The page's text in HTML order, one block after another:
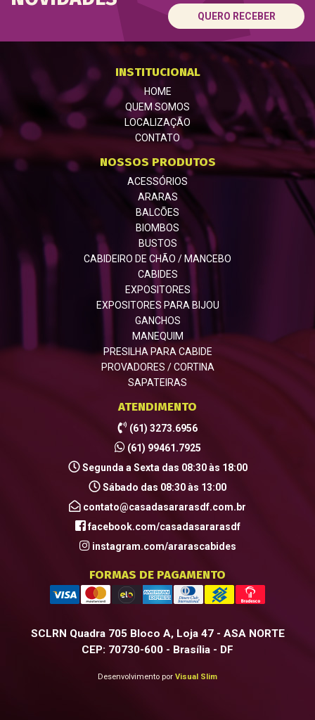
QUERO RECEBER
INSTITUCIONAL
HOME
QUEM SOMOS
LOCALIZAÇÃO
CONTATO
NOSSOS PRODUTOS
ACESSÓRIOS
ARARAS
BALCÕES
BIOMBOS
BUSTOS
CABIDEIRO DE CHÃO / MANCEBO
CABIDES
EXPOSITORES
EXPOSITORES PARA BIJOU
GANCHOS
MANEQUIM
PRESILHA PARA CABIDE
PROVADORES / CORTINA
SAPATEIRAS
ATENDIMENTO
(61) 3273.6956
(61) 99461.7925
Segunda a Sexta das 08:30 às 18:00
Sábado das 08:30 às 13:00
contato@casadasararasdf.com.br
facebook.com/casadasararasdf
instagram.com/ararascabides
FORMAS DE PAGAMENTO
SCLRN Quadra 705 Bloco A, Loja 47 - ASA NORTE
CEP: 70730-600 - Brasília - DF
Desenvolvimento por Visual Slim